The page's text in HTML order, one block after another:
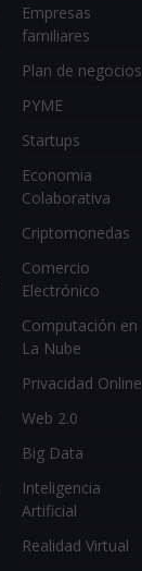
Empresas
familiares
Plan de negocios
PYME
Startups
Economia
Colaborativa
Criptomonedas
Comercio
Electrónico
Computación en
La Nube
Privacidad Online
Web 2.0
Big Data
Inteligencia
Artificial
Realidad Virtual